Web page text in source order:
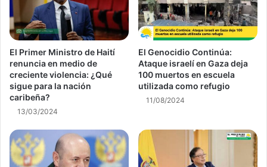
El Primer Ministro de Haití
renuncia en medio de
creciente violencia: ¿Qué
sigue para la nación
caribeña?
13/03/2024
El Genocidio Continúa:
Ataque israelí en Gaza deja
100 muertos en escuela
utilizada como refugio
11/08/2024